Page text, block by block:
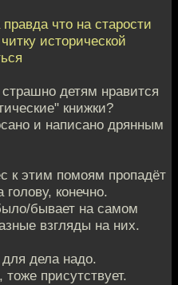
что на старости
исторической
детям нравится
книжки?
и написано дрянным
к этим помоям пропадёт
конечно.
бывает на самом
взгляды на них.
дела надо.
присутствует.